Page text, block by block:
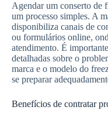
Agendar um conserto de
um processo simples. A
disponibiliza canais de
ou formulários online,
atendimento. É
detalhadas sobre o
marca e o modelo do
se preparar
Benefícios de contratar